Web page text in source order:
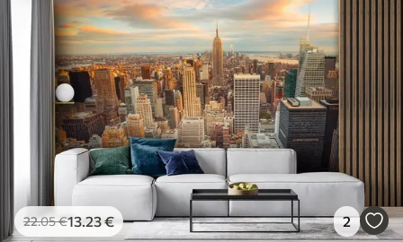
22.05€13.23€ 2